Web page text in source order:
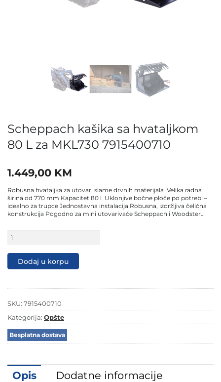
Scheppach kašika sa hvataljkom
80 L za MKL730 7915400710
1.449,00 KM
Robusna hvataljka za utovar slame drvnih materijala Velika radna
širina od 770 mm Kapacitet 80 l Uklonjive bočne ploče po potrebi –
idealno za trupce Jednostavna instalacija Robusna, izdržljiva čelična
konstrukcija Pogodno za mini utovarivače Scheppach i Woodster…
kašika
hvataljkom
MKL730
količina
Dodaj u korpu
SKU: 7915400710
Kategorija: Opšte
Besplatna dostava
Opis Dodatne informacije